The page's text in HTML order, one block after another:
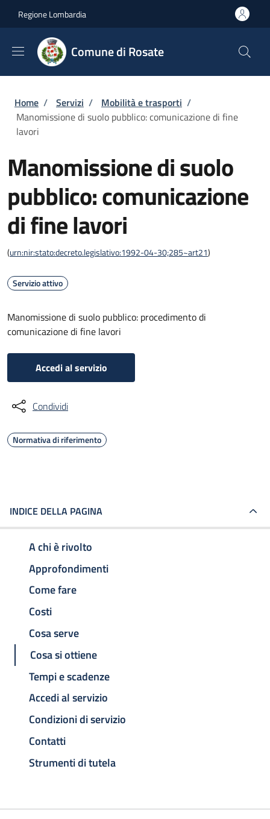
Regione Lombardia
Comune di Rosate
Briciole di pane
Home / Servizi / Mobilità e trasporti /
Manomissione di suolo pubblico: comunicazione di fine
lavori
Manomissione di suolo
pubblico: comunicazione
di fine lavori
(urn:nir:stato:decreto.legislativo:1992-04-30;285~art21)
Servizio attivo
Manomissione di suolo pubblico: procedimento di
comunicazione di fine lavori
Accedi al servizio
Condividi
Normativa di riferimento
INDICE DELLA PAGINA
A chi è rivolto
Approfondimenti
Come fare
Costi
Cosa serve
Cosa si ottiene
Tempi e scadenze
Accedi al servizio
Condizioni di servizio
Contatti
Strumenti di tutela